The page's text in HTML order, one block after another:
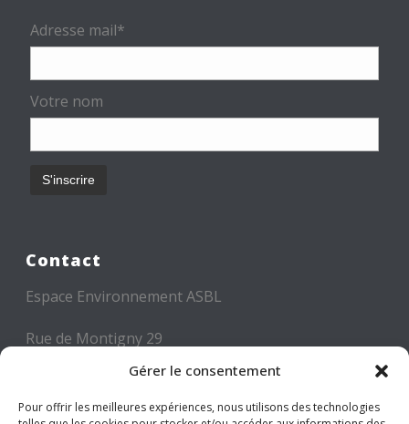
Gérer le consentement
Pour offrir les meilleures expériences, nous utilisons des technologies
Adresse mail*
Votre nom
Contact
Espace Environnement ASBL
Rue de Montigny 29
6000 CHARLEROI
Tél: +32 71 300 300